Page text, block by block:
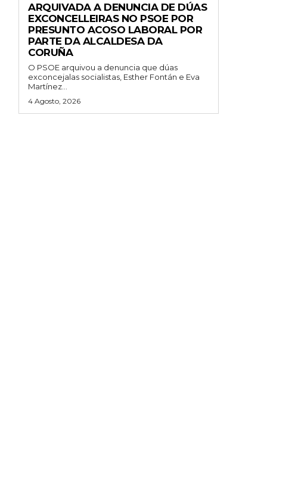
ARQUIVADA A DENUNCIA DE DÚAS
EXCONCELLEIRAS NO PSOE POR
PRESUNTO ACOSO LABORAL POR
PARTE DA ALCALDESA DA
CORUÑA
O PSOE arquivou a denuncia que dúas
exconcejalas socialistas, Esther Fontán e Eva
Martínez...
4 Agosto, 2026